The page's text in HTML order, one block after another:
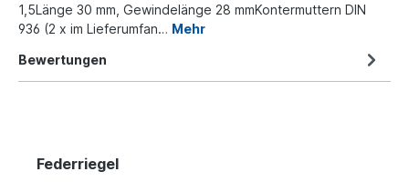
1,5Länge 30 mm, Gewindelänge 28 mmKontermuttern DIN
936 (2 x im Lieferumfan… Mehr
Bewertungen
Federriegel